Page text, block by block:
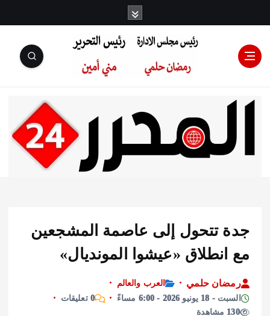
رئيس مجلس
الإدارة: رمضان
التحرير:مني أمين
تتحول إلى عاصمة المشجعين
«عيشوا المونديال»
حلمي
العرب والعالم
0 تعليقات